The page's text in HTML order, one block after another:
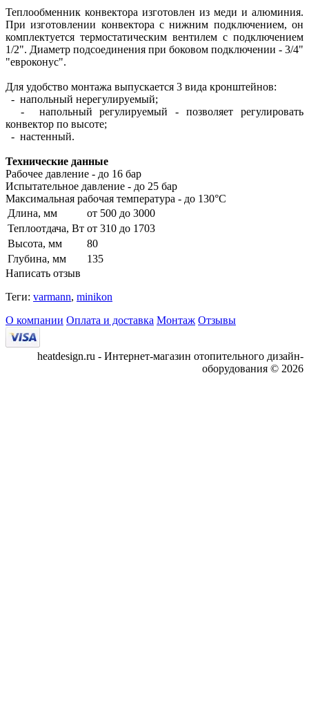
Теплообменник конвектора изготовлен из меди и алюминия.
При изготовлении конвектора с нижним подключением, он
комплектуется термостатическим вентилем с подключением
1/2". Диаметр подсоединения при боковом подключении - 3/4"
"евроконус".
Для удобство монтажа выпускается 3 вида кронштейнов:
- напольный нерегулируемый;
- напольный регулируемый - позволяет регулировать
конвектор по высоте;
- настенный.
Технические данные
Рабочее давление - до 16 бар
Испытательное давление - до 25 бар
Максимальная рабочая температура - до 130°С
Длина, мм
от 500 до 3000
Теплоотдача, Вт от 310 до 1703
Высота, мм
80
Глубина, мм
135
Написать отзыв
Теги: varmann, minikon
О компании Оплата и доставка Монтаж Отзывы
heatdesign.ru - Интернет-магазин отопительного дизайн-
оборудования © 2026